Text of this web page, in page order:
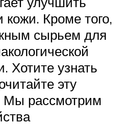
кожи. Кроме того,
сырьем для
Хотите узнать
эту
Мы рассмотрим